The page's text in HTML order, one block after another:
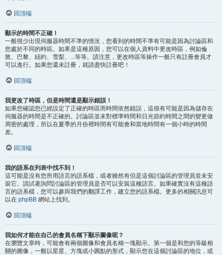
回頂端
顯示的時間不正確！
一般很少出現伺服器時間不準的情況，您看到的時間不準有可能是因為討論區和
您處於不同的時區。如果是這種原因，您可以在個人資料中更改時區，例如倫
敦、巴黎、紐約、雪梨、...等等。請注意，更改時區等操作一般只有註冊會員才
可以進行。如果您還未註冊，就請盡快註冊吧！
回頂端
我更改了時區，但是時間還是顯示錯誤！
如果您確認您已經設定了正確的時區而時間依然錯誤，這很有可能是因為儲存在
伺服器的時間是不正確的。討論區並未對標準時間和日光節約時間之間的變更做
周密的處理，所以在夏季的月份裡時間有可能會和當地時間有一個小時的時間
差。
回頂端
我的語系在列表中找不到！
這可能是沒有您所用語言的語系檔，或者雖然有但是這個討論區的管理員並未安
裝它。請試著詢問討論區的管理員是否可以安裝這種語言。如果確實沒有這種語
言的語系檔，您可以參與我們的翻譯工作，建立您的語系檔。更多的相關訊息可
以在 phpBB 網站上找到。
回頂端
我如何才能在自己的會員名稱下顯示圖像呢？
在瀏覽文章時，可能會有兩個圖像和會員名稱一塊顯示。第一個是和您的等級相
關的圖像，一般以星星、方塊或小圓點的形式，顯示您在這個討論區的地位，或